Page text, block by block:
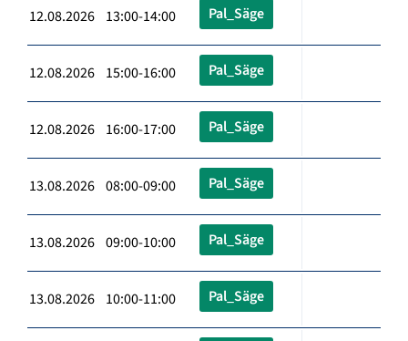
12.08.2026 13:00-14:00 Pal_Säge
12.08.2026 15:00-16:00 Pal_Säge
12.08.2026 16:00-17:00 Pal_Säge
13.08.2026 08:00-09:00 Pal_Säge
13.08.2026 09:00-10:00 Pal_Säge
13.08.2026 10:00-11:00 Pal_Säge